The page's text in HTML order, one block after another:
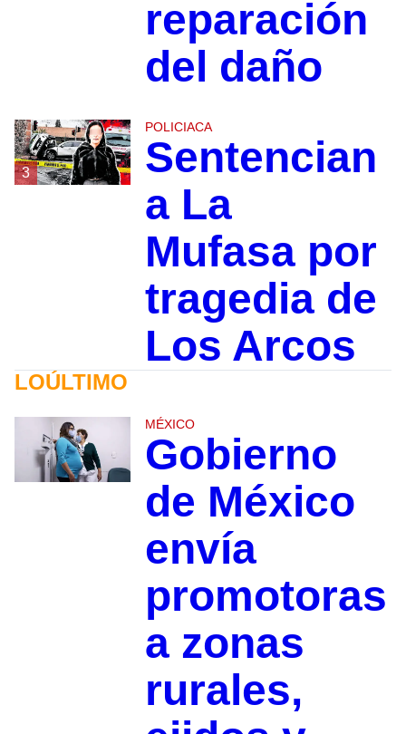
reparación
del daño
3
POLICIACA
Sentencian
a La
Mufasa por
tragedia de
Los Arcos
LOÚLTIMO
MÉXICO
Gobierno
de México
envía
promotoras
a zonas
rurales,